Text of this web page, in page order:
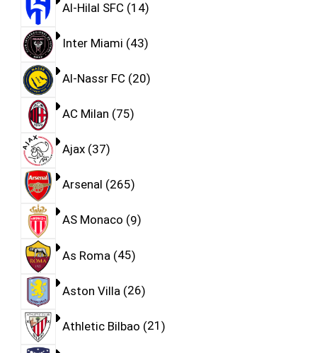
Al-Hilal SFC 14
Inter Miami 43
Al-Nassr FC 20
AC Milan 75
Ajax 37
Arsenal 265
AS Monaco 9
As Roma 45
Aston Villa 26
Athletic Bilbao 21